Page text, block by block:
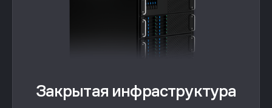
Закрытая инфраструктура